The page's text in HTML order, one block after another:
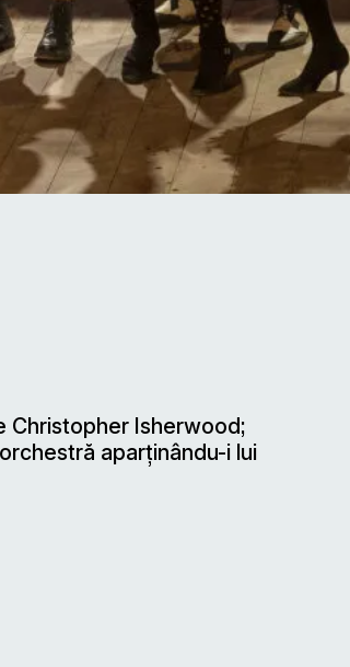
Christopher Isherwood;
aparţinându-i lui